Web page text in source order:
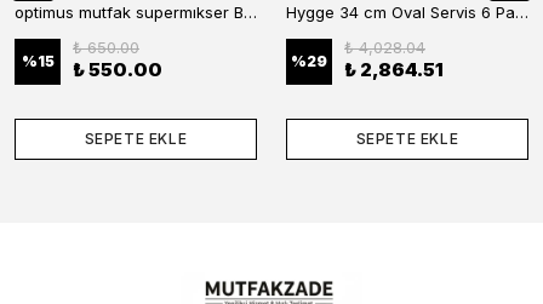
optimus mutfak supermıkser Bar Konteyner 6'lı 50×16×9 cm Kapaklı Polikarbon Organizer Bar & Kafe
%15
₺ 650.00
₺ 550.00
SEPETE EKLE
Hygge 34 cm Oval Servis 6 Parça
%29
₺ 4,028.04
₺ 2,864.51
SEPETE EKLE